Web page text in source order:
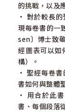
的挑戰，以及
• 對於較長
現每卷書的一
sen〕博士致
經圖表可以如
構）。
• 聖經每卷
書如何與整體
• 用合於此
書、每個段落